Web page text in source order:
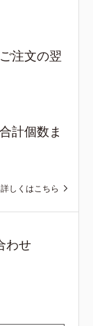
注文の翌
計個数ま
詳しくはこちら
わせ